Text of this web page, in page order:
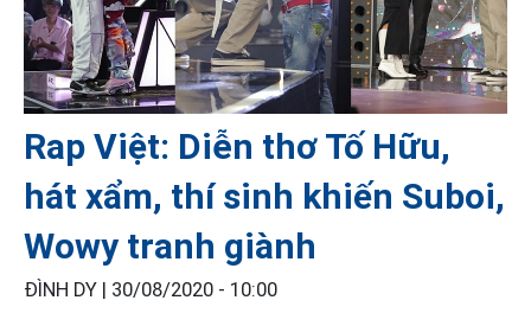
Rap Việt: Diễn thơ Tố Hữu,
hát xẩm, thí sinh khiến Suboi,
Wowy tranh giành
ĐÌNH DY | 30/08/2020 - 10:00